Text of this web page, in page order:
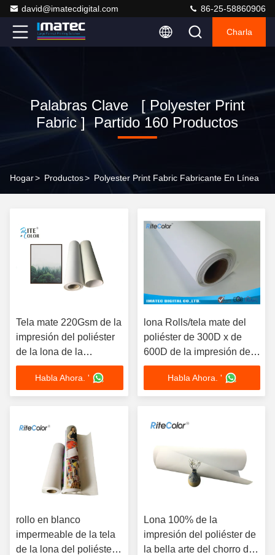
david@imatecdigital.com 86-25-58860906
Charla
Palabras Clave [ Polyester Print
Fabric ] Partido 160 Productos
Hogar> Productos> Polyester Print Fabric Fabricante En Línea
Tela mate 220Gsm de la
impresión del poliéster
de la lona de la
impresión del formato
grande de Digitaces del
chorro de tinta
Habla Ahora. '
lona Rolls/tela mate del
poliéster de 300D x de
600D de la impresión del
poliéster para la tinta del
pigmentoHabla Ahora. '
rollo en blanco
impermeable de la tela
de la lona del poliéster
Lona 100% de la
impresión del poliéster de
la bella arte del chorro de